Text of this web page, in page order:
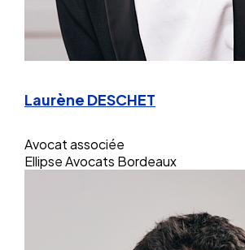
Laurène DESCHET
Avocat associée
Ellipse Avocats Bordeaux